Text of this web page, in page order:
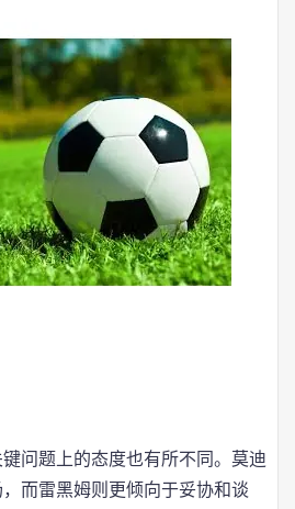
问题上的态度也有所不同。莫迪
而雷黑姆则更倾向于妥协和谈